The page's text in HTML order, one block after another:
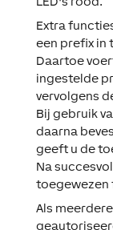
Extra
een prefix in
Daartoe
ingestelde
vervolgens
Bij gebruik
daarna
geeft u de
Na
toegewezen
Als